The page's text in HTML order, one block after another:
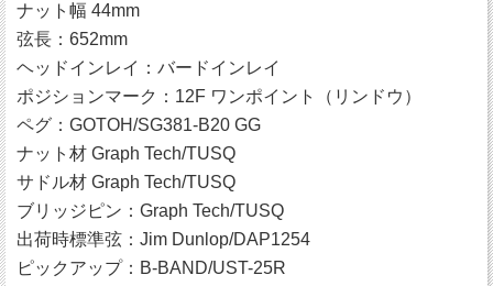
ナット幅 44mm
弦長：652mm
ヘッドインレイ：バードインレイ
ポジションマーク：12F ワンポイント（リンドウ）
ペグ：GOTOH/SG381-B20 GG
ナット材 Graph Tech/TUSQ
サドル材 Graph Tech/TUSQ
ブリッジピン：Graph Tech/TUSQ
出荷時標準弦：Jim Dunlop/DAP1254
ピックアップ：B-BAND/UST-25R